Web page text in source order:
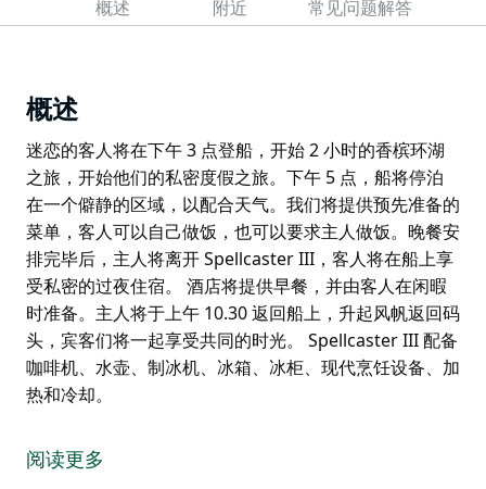
概述 附近 常见问题解答
概述
迷恋的客人将在下午 3 点登船，开始 2 小时的香槟环湖
之旅，开始他们的私密度假之旅。下午 5 点，船将停泊
在一个僻静的区域，以配合天气。我们将提供预先准备的
菜单，客人可以自己做饭，也可以要求主人做饭。晚餐安
排完毕后，主人将离开 Spellcaster III，客人将在船上享
受私密的过夜住宿。 酒店将提供早餐，并由客人在闲暇
时准备。主人将于上午 10.30 返回船上，升起风帆返回码
头，宾客们将一起享受共同的时光。 Spellcaster III 配备
咖啡机、水壶、制冰机、冰箱、冰柜、现代烹饪设备、加
热和冷却。
之旅，开始他们的私密度假之旅。下午 5 点，船将停泊
在一个僻静的区域，以配合天气。我们将提供预先准备的
阅读更多